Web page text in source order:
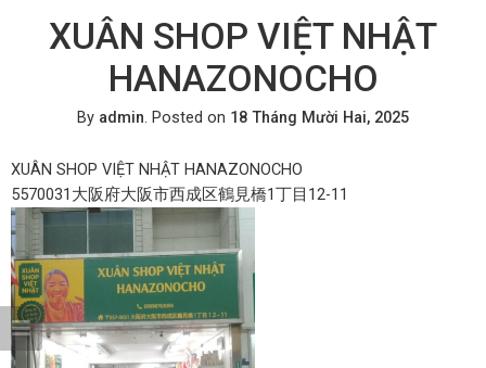
XUÂN SHOP VIỆT NHẬT
HANAZONOCHO
By admin. Posted on 18 Tháng Mười Hai, 2025
XUÂN SHOP VIỆT NHẬT HANAZONOCHO
5570031大阪府大阪市西成区鶴見橋1丁目12-11